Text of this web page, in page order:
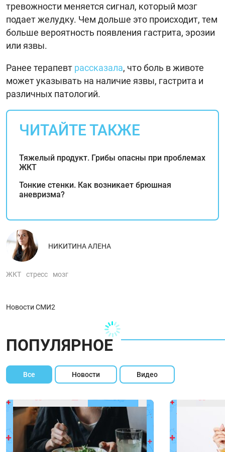
тревожности меняется сигнал, который мозг
подает желудку. Чем дольше это происходит, тем
больше вероятность появления гастрита, эрозии
или язвы.
Ранее терапевт рассказала, что боль в животе
может указывать на наличие язвы, гастрита и
различных патологий.
ЧИТАЙТЕ ТАКЖЕ
Тяжелый продукт. Грибы опасны при проблемах
ЖКТ
Тонкие стенки. Как возникает брюшная
аневризма?
НИКИТИНА АЛЕНА
ЖКТ стресс мозг
Новости СМИ2
ПОПУЛЯРНОЕ
Все Новости Видео